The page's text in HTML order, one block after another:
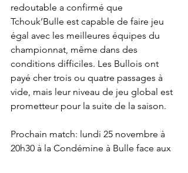
redoutable a confirmé que
Tchouk’Bulle est capable de faire jeu
égal avec les meilleures équipes du
championnat, même dans des
conditions difficiles. Les Bullois ont
payé cher trois ou quatre passages à
vide, mais leur niveau de jeu global est
prometteur pour la suite de la saison.
Prochain match: lundi 25 novembre à
20h30 à la Condémine à Bulle face aux